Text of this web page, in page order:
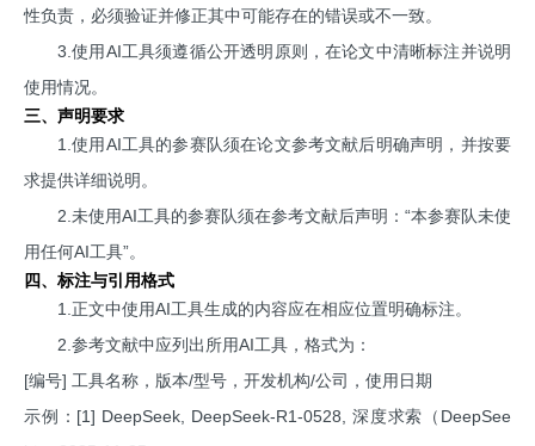
性负责，必须验证并修正其中可能存在的错误或不一致。
3.使用AI工具须遵循公开透明原则，在论文中清晰标注并说明
使用情况。
三、声明要求
1.使用AI工具的参赛队须在论文参考文献后明确声明，并按要
求提供详细说明。
2.未使用AI工具的参赛队须在参考文献后声明：“本参赛队未使
用任何AI工具”。
四、标注与引用格式
1.正文中使用AI工具生成的内容应在相应位置明确标注。
2.参考文献中应列出所用AI工具，格式为：
[编号] 工具名称，版本/型号，开发机构/公司，使用日期
示例：[1] DeepSeek, DeepSeek-R1-0528, 深度求索（DeepSee